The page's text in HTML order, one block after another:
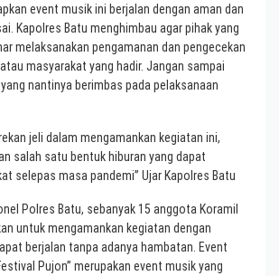
event musik ini berjalan dengan aman dan
Kapolres Batu menghimbau agar pihak yang
melaksanakan pengamanan dan pengecekan
masyarakat yang hadir. Jangan sampai
nantinya berimbas pada pelaksanaan
jeli dalam mengamankan kegiatan ini,
salah satu bentuk hiburan yang dapat
selepas masa pandemi” Ujar Kapolres Batu
Polres Batu, sebanyak 15 anggota Koramil
untuk mengamankan kegiatan dengan
berjalan tanpa adanya hambatan. Event
Pujon” merupakan event musik yang